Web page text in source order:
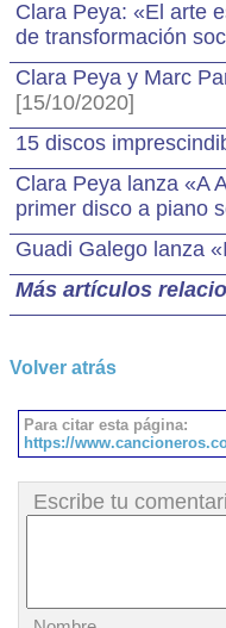
Clara Peya: «El arte
de transformación
Clara Peya y Marc
[15/10/2020]
15 discos
Clara Peya lanza «A
primer disco a piano
Guadi Galego lanza
Más artículos
Volver atrás
Para citar esta página:
https://
Escribe tu